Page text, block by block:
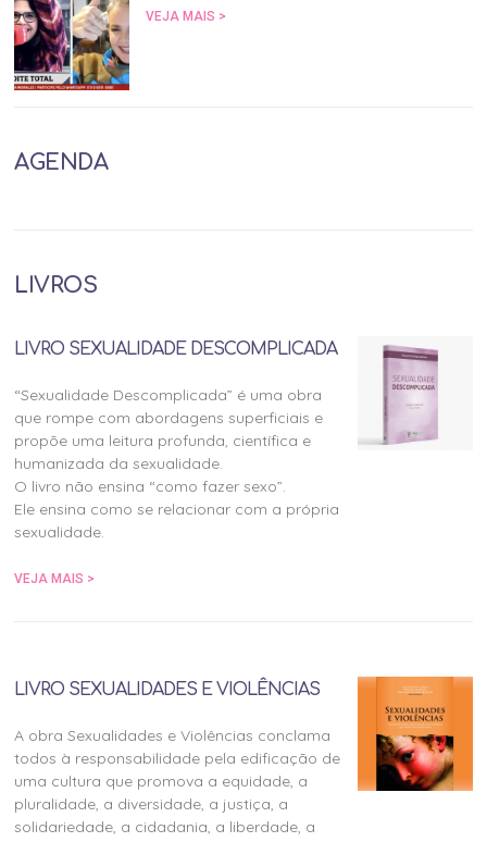
VEJA MAIS >
AGENDA
LIVROS
LIVRO SEXUALIDADE DESCOMPLICADA
“Sexualidade Descomplicada” é uma obra
que rompe com abordagens superficiais e
propõe uma leitura profunda, científica e
humanizada da sexualidade.
O livro não ensina “como fazer sexo”.
Ele ensina como se relacionar com a própria
sexualidade.
VEJA MAIS >
LIVRO SEXUALIDADES E VIOLÊNCIAS
A obra Sexualidades e Violências conclama
todos à responsabilidade pela edificação de
uma cultura que promova a equidade, a
pluralidade, a diversidade, a justiça, a
solidariedade, a cidadania, a liberdade, a